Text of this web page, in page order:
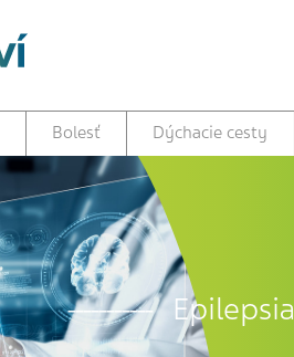
Bolesť Dýchacie cesty
Epilepsia